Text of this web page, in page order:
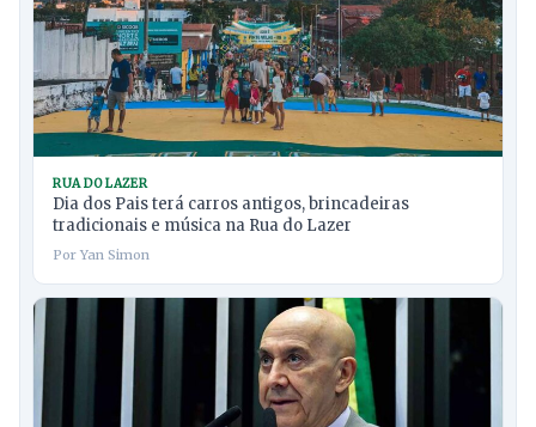
RUA DO LAZER
Dia dos Pais terá carros antigos, brincadeiras
tradicionais e música na Rua do Lazer
Por Yan Simon